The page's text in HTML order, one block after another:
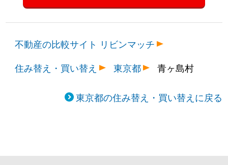
不動産の比較サイト リビンマッチ
住み替え・買い替え
東京都 青ヶ島村
東京都の住み替え・買い替えに戻る